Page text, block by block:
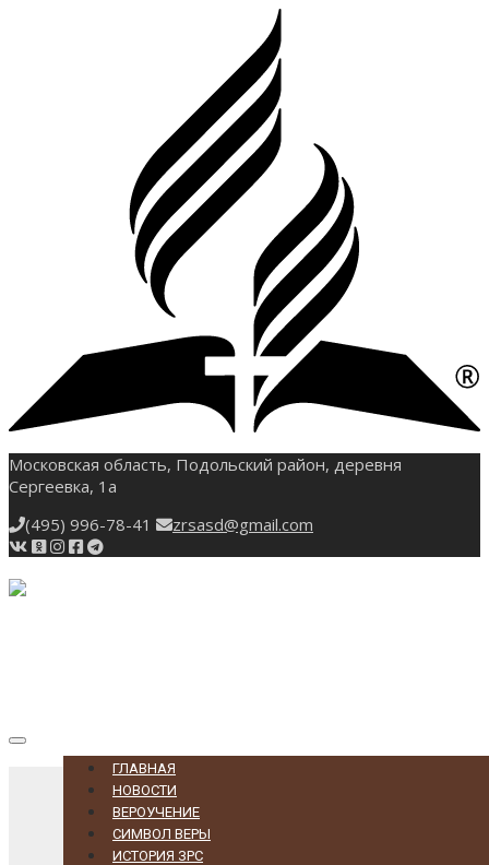
Московская область, Подольский район, деревня
Сергеевка, 1а
(495) 996-78-41
zrsasd@gmail.com
Toggle
ГЛАВНАЯ
НОВОСТИ
ВЕРОУЧЕНИЕ
СИМВОЛ ВЕРЫ
ИСТОРИЯ ЗРС